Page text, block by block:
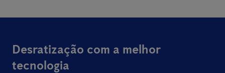
Desratização com a melhor
tecnologia